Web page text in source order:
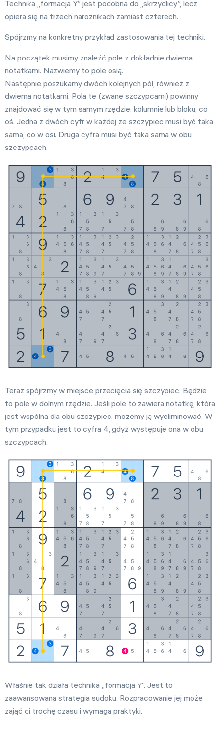
Technika „formacja Y” jest podobna do „skrzydlicy”, lecz
opiera się na trzech narożnikach zamiast czterech.
Spójrzmy na konkretny przykład zastosowania tej techniki.
Na początek musimy znaleźć pole z dokładnie dwiema
notatkami. Nazwiemy to pole osią.
Następnie poszukamy dwóch kolejnych pól, również z
dwiema notatkami. Pola te (zwane szczypcami) powinny
znajdować się w tym samym rzędzie, kolumnie lub bloku, co
oś. Jedna z dwóch cyfr w każdej ze szczypiec musi być taka
sama, co w osi. Druga cyfra musi być taka sama w obu
szczypcach.
Teraz spójrzmy w miejsce przecięcia się szczypiec. Będzie
to pole w dolnym rzędzie. Jeśli pole to zawiera notatkę, która
jest wspólna dla obu szczypiec, możemy ją wyeliminować. W
tym przypadku jest to cyfra 4, gdyż występuje ona w obu
szczypcach.
Właśnie tak działa technika „formacja Y”. Jest to
zaawansowana strategia sudoku. Rozpracowanie jej może
zająć ci trochę czasu i wymaga praktyki.